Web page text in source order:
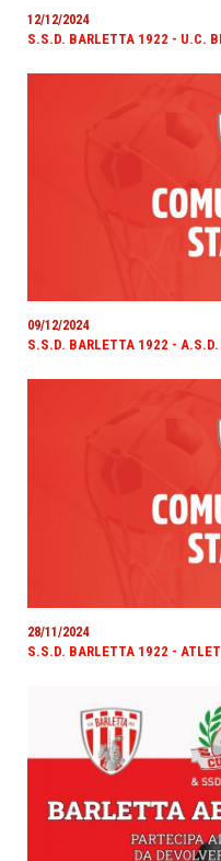
12/12/2024
S.S.D. BARLETTA 1922 - U.C.
09/12/2024
S.S.D. BARLETTA 1922 -
28/11/2024
S.S.D. BARLETTA 1922 -